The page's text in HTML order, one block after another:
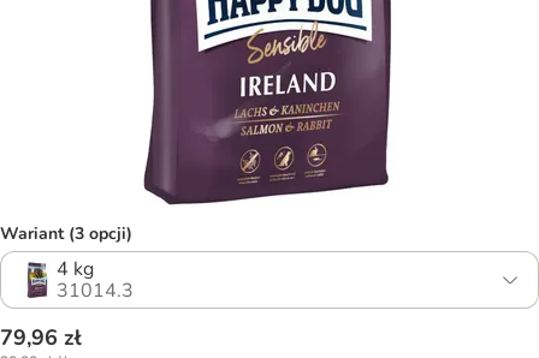
Wariant (3 opcji)
4 kg
31014.3
79,96 zł